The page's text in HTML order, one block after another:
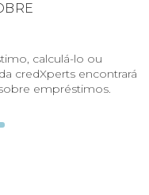
calculá-lo ou
credXperts encontrará
empréstimos.